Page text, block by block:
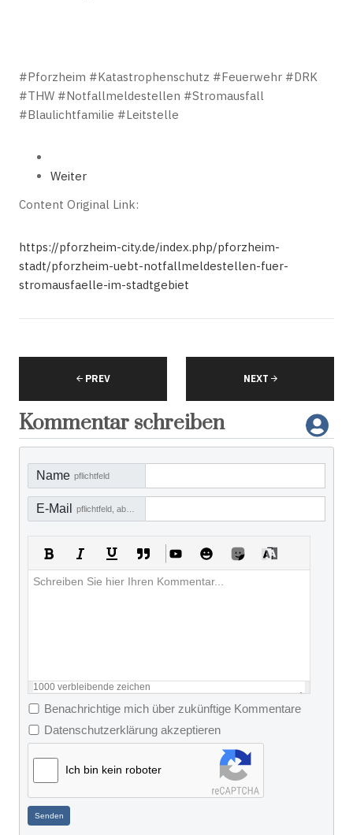
#Pforzheim #Katastrophenschutz #Feuerwehr #DRK
#THW #Notfallmeldestellen #Stromausfall
#Blaulichtfamilie #Leitstelle
Weiter
Content Original Link:
https://pforzheim-city.de/index.php/pforzheim-
stadt/pforzheim-uebt-notfallmeldestellen-fuer-
stromausfaelle-im-stadtgebiet
PREV NEXT
Kommentar schreiben
Name pflichtfeld
E-Mail
1000 verbleibende zeichen
Benachrichtige mich über zukünftige Kommentare
Datenschutzerklärung akzeptieren
Ich bin kein roboter
Senden